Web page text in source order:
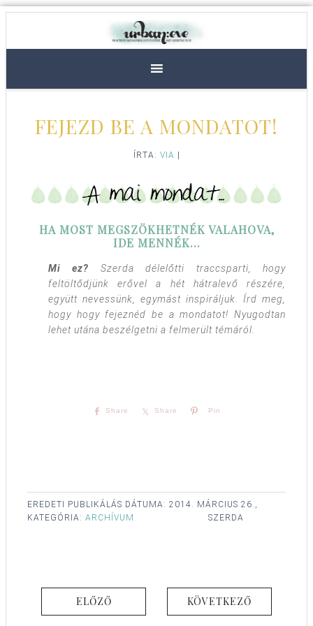
FEJEZD BE A MONDATOT!
ÍRTA: VIA
HA MOST MEGSZÖKHETNÉK VALAHOVA,
IDE MENNÉK…
Mi ez? Szerda délelőtti traccsparti, hogy
feltöltődjünk erővel a hét hátralevő részére,
együtt nevessünk, egymást inspiráljuk. Írd meg,
hogy hogy fejeznéd be a mondatot! Nyugodtan
lehet utána beszélgetni a felmerült témáról.
Share Share Pin
EREDETI PUBLIKÁLÁS DÁTUMA: 2014. MÁRCIUS 26.,
SZERDA
KATEGÓRIA: ARCHÍVUM
ELŐZŐ KÖVETKEZŐ